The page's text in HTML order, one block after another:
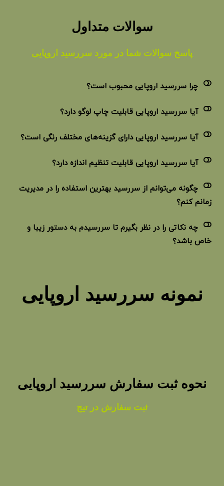
سوالات متداول
پاسخ سوالات شما در مورد سررسید اروپایی
چرا سررسید اروپایی محبوب است؟
آیا سررسید اروپایی قابلیت چاپ لوگو دارد؟
آیا سررسید اروپایی دارای گزینه‌های مختلف رنگی است؟
آیا سررسید اروپایی قابلیت تنظیم اندازه دارد؟
چگونه می‌توانم از سررسید بهترین استفاده را در مدیریت
زمانم کنم؟
چه نکاتی را در نظر بگیرم تا سررسیدم به دستور زیبا و
خاص باشد؟
نمونه سررسید اروپایی
نحوه ثبت سفارش سررسید اروپایی
ثبت سفارش در تیج